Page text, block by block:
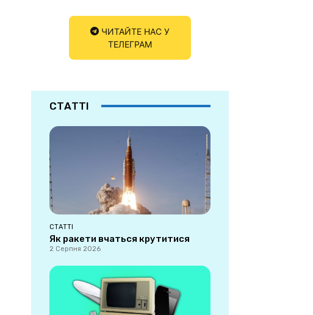
ЧИТАЙТЕ НАС У
ТЕЛЕГРАМ
СТАТТІ
СТАТТІ
Як ракети вчаться крутитися
2 Серпня 2026